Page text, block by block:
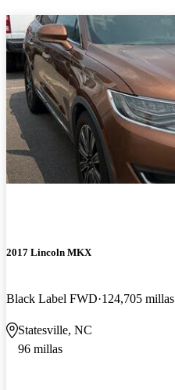
2017 Lincoln MKX
Black Label FWD 124,705 millas
Statesville, NC
96 millas